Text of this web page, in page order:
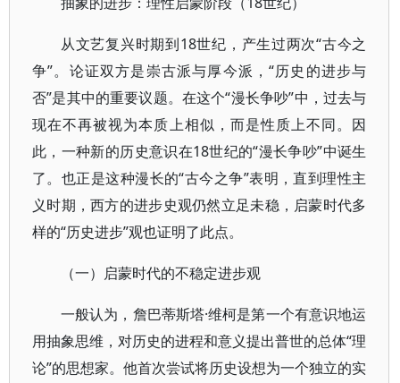
从文艺复兴时期到18世纪，产生过两次“古今之
争”。论证双方是崇古派与厚今派，“历史的进步与
否”是其中的重要议题。在这个“漫长争吵”中，过去与
现在不再被视为本质上相似，而是性质上不同。因
此，一种新的历史意识在18世纪的“漫长争吵”中诞生
了。也正是这种漫长的“古今之争”表明，直到理性主
义时期，西方的进步史观仍然立足未稳，启蒙时代多
样的“历史进步”观也证明了此点。
（一）启蒙时代的不稳定进步观
一般认为，詹巴蒂斯塔·维柯是第一个有意识地运
用抽象思维，对历史的进程和意义提出普世的总体“理
论”的思想家。他首次尝试将历史设想为一个独立的实